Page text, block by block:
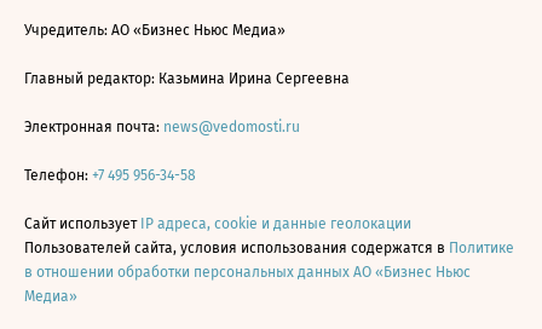
Учредитель: АО «Бизнес Ньюс Медиа»
Главный редактор: Казьмина Ирина Сергеевна
Электронная почта: news@vedomosti.ru
Телефон: +7 495 956-34-58
Сайт использует IP адреса, cookie и данные геолокации
Пользователей сайта, условия использования содержатся в Политике
в отношении обработки персональных данных АО «Бизнес Ньюс
Медиа»